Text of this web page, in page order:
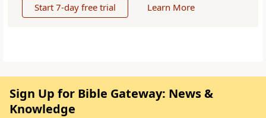
Start 7-day free trial Learn More
Sign Up for Bible Gateway: News &
Knowledge